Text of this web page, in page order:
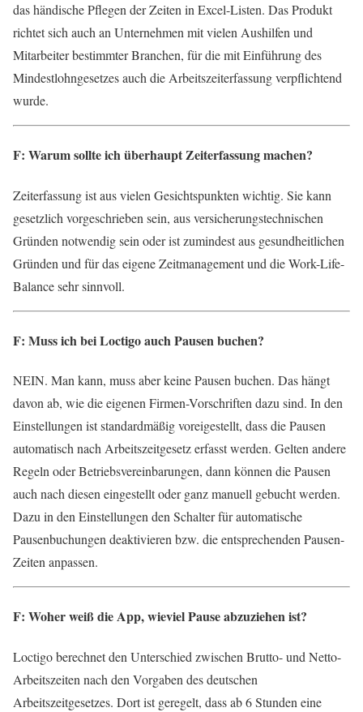
das händische Pflegen der Zeiten in Excel-Listen. Das Produkt
richtet sich auch an Unternehmen mit vielen Aushilfen und
Mitarbeiter bestimmter Branchen, für die mit Einführung des
Mindestlohngesetzes auch die Arbeitszeiterfassung verpflichtend
wurde.
F: Warum sollte ich überhaupt Zeiterfassung machen?
Zeiterfassung ist aus vielen Gesichtspunkten wichtig. Sie kann
gesetzlich vorgeschrieben sein, aus versicherungstechnischen
Gründen notwendig sein oder ist zumindest aus gesundheitlichen
Gründen und für das eigene Zeitmanagement und die Work-Life-
Balance sehr sinnvoll.
F: Muss ich bei Loctigo auch Pausen buchen?
NEIN. Man kann, muss aber keine Pausen buchen. Das hängt
davon ab, wie die eigenen Firmen-Vorschriften dazu sind. In den
Einstellungen ist standardmäßig voreigestellt, dass die Pausen
automatisch nach Arbeitszeitgesetz erfasst werden. Gelten andere
Regeln oder Betriebsvereinbarungen, dann können die Pausen
auch nach diesen eingestellt oder ganz manuell gebucht werden.
Dazu in den Einstellungen den Schalter für automatische
Pausenbuchungen deaktivieren bzw. die entsprechenden Pausen-
Zeiten anpassen.
F: Woher weiß die App, wieviel Pause abzuziehen ist?
Loctigo berechnet den Unterschied zwischen Brutto- und Netto-
Arbeitszeiten nach den Vorgaben des deutschen
Arbeitszeitgesetzes. Dort ist geregelt, dass ab 6 Stunden eine